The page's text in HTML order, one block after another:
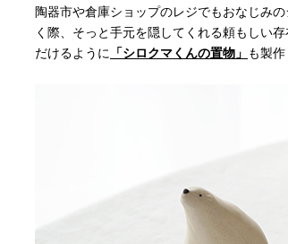
陶器市や倉庫ショップのレジでもおなじみ
く際、そっと手元を隠してくれる頼もしい
だけるように
「シロクマくんの置物」 も製作